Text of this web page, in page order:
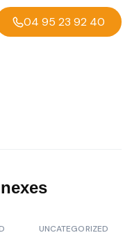
04 95 23 92 40
UNCATEGORIZED